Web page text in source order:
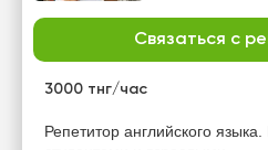
Связаться с
3000 тнг/час
Репетитор английского
пн
Нет
Нет